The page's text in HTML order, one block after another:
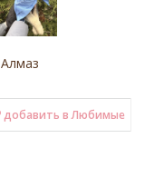
Алмаз
добавить в Любимые